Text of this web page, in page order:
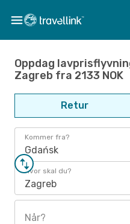
Oppdag
Zagreb fra 2133 NOK
Retur
Kommer fra?
Gdańsk
Hvor skal du?
Zagreb
Når?